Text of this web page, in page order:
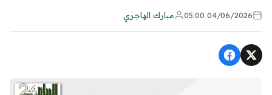
04/06/2026 05:00 مبارك الهاجري